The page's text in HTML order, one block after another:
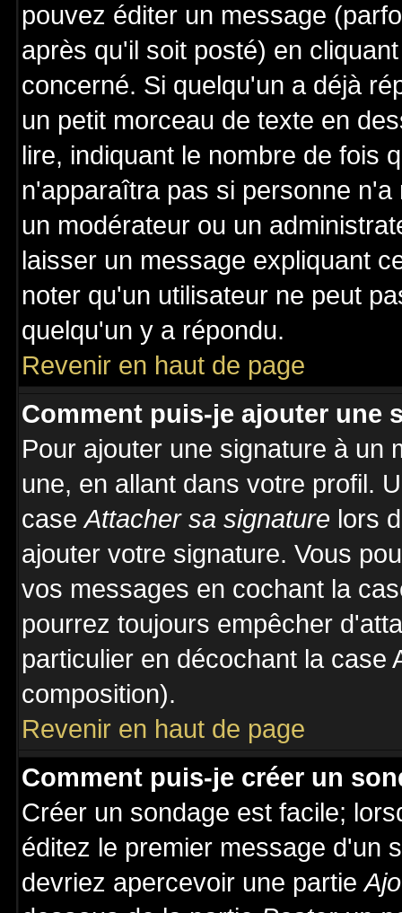
pouvez éditer un message
après qu'il soit posté) en
concerné. Si quelqu'un a déjà
un petit morceau de texte en
lire, indiquant le nombre de fois
n'apparaîtra pas si personne
un modérateur ou un
laisser un message expliquant
noter qu'un utilisateur ne peut
quelqu'un y a répondu.
Revenir en haut de page
Comment puis-je ajouter une
Pour ajouter une signature à un
une, en allant dans votre profil.
caseAttacher sa signature lors
ajouter votre signature. Vous
vos messages en cochant la
pourrez toujours empêcher
particulier en décochant la case
composition).
Revenir en haut de page
Comment puis-je créer un
Créer un sondage est facile;
éditez le premier message d'un
devriez apercevoir une partie